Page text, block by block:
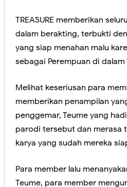
TREASURE memberikan
dalam berakting, terbukti
yang siap menahan malu
sebagai Perempuan di dalam
Melihat keseriusan para
memberikan penampilan
penggemar, Teume yang
parodi tersebut dan merasa
karya yang sudah mereka
Para member lalu
Teume, para member